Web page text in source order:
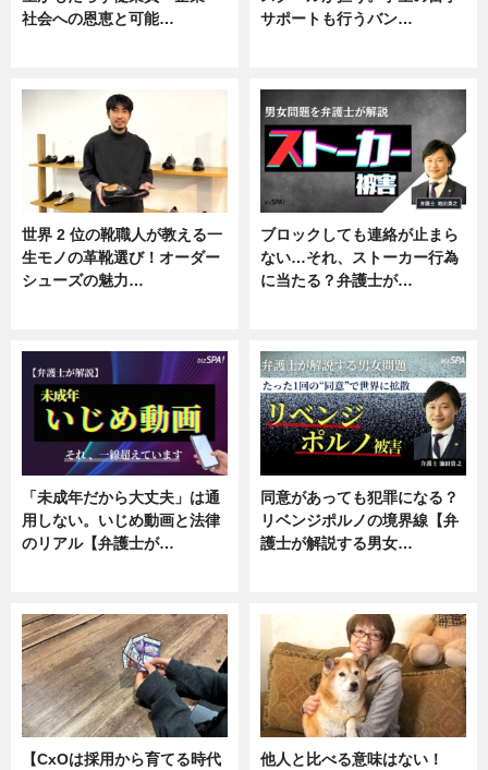
社会への恩恵と可能…
サポートも行うバン…
世界 2 位の靴職人が教える一
生モノの革靴選び！オーダー
シューズの魅力…
ブロックしても連絡が止まら
ない…それ、ストーカー行為
に当たる？弁護士が…
「未成年だから大丈夫」は通
用しない。いじめ動画と法律
のリアル【弁護士が…
同意があっても犯罪になる？
リベンジポルノの境界線【弁
護士が解説する男女…
【CxOは採用から育てる時代
他人と比べる意味はない！